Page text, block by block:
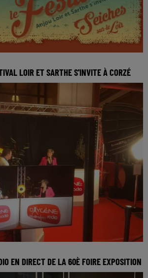
LOIR ET SARTHE S'INVITE À CORZÉ
festival des arts de la rue !
EN DIRECT DE LA 60È FOIRE EXPOSITION
tout le weekend au parc des